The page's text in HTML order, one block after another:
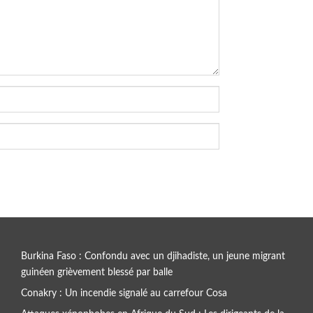
Burkina Faso : Confondu avec un djihadiste, un jeune migrant
guinéen grièvement blessé par balle
Conakry : Un incendie signalé au carrefour Cosa